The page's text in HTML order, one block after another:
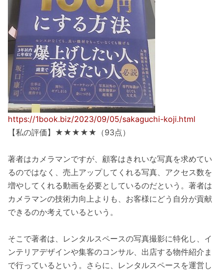
https://1book.biz/2023/09/05/sakaguchi-koji.html
【私の評価】★★★★★（93点）
著者はカメラマンですが、顧客はきれいな写真を求めてい
るのではなく、売上アップしてくれる写真、アクセス数を
増やしてくれる動画を必要としているのだという。著者は
カメラマンの技術力向上よりも、お客様にどう自分が貢献
できるのか考えているという。
そこで著者は、レンタルスペースの写真撮影に特化し、イ
ンテリアデザインや集客のコンサル、出店する物件紹介ま
で行っているという。さらに、レンタルスペースを運営し